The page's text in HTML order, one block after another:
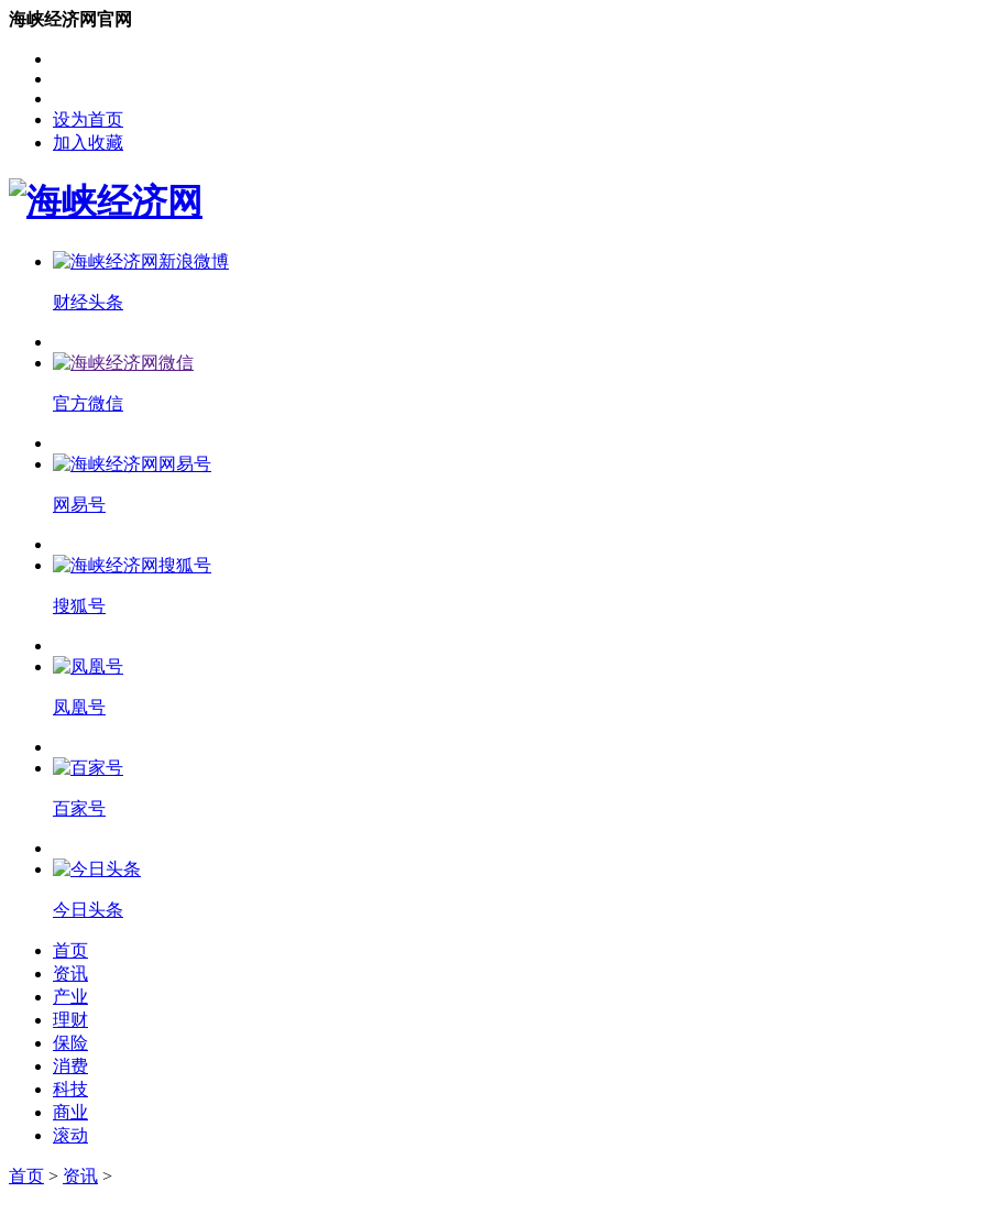
海峡经济网官网
设为首页
加入收藏
财经头条
官方微信
网易号
搜狐号
凤凰号
百家号
今日头条
首页
资讯
产业
理财
保险
消费
科技
商业
滚动
首页 > 资讯 >